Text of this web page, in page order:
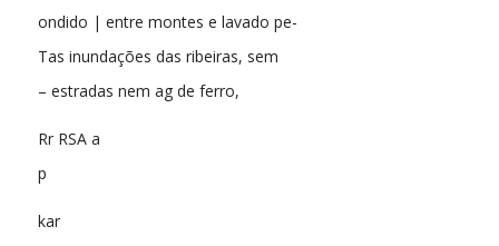
ondido | entre montes e lavado pe-
Tas inundações das ribeiras, sem
– estradas nem ag de ferro,
Rr RSA a
p
kar